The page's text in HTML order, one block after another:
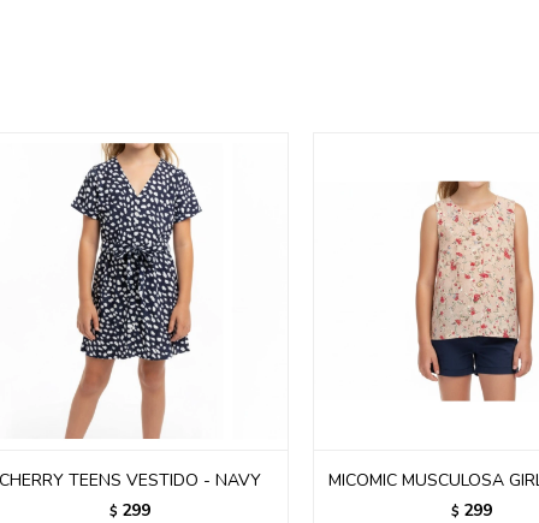
CHERRY TEENS VESTIDO - NAVY
$ 299
MICOMIC MUSCULOSA
$ 299